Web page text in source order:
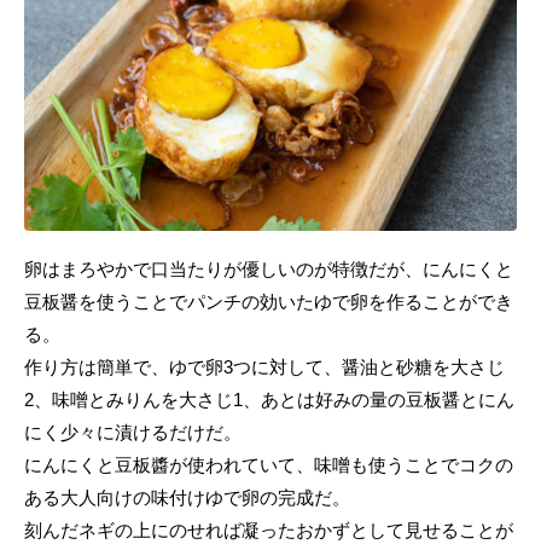
卵はまろやかで口当たりが優しいのが特徴だが、にんにくと
豆板醤を使うことでパンチの効いたゆで卵を作ることができ
る。
作り方は簡単で、ゆで卵3つに対して、醤油と砂糖を大さじ
2、味噌とみりんを大さじ1、あとは好みの量の豆板醤とにん
にく少々に漬けるだけだ。
にんにくと豆板醬が使われていて、味噌も使うことでコクの
ある大人向けの味付けゆで卵の完成だ。
刻んだネギの上にのせれば凝ったおかずとして見せることが